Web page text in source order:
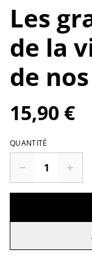
Les
de la
de
15,90 €
QUANTITÉ